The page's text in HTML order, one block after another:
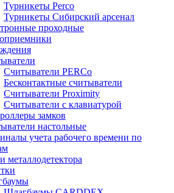
Турникеты Perco
Турникеты Сибирский арсенал
проходные
Считыватели PERCo
Бесконтактные считыватели
Считыватели Proximity
Считыватели с клавиатурой
замков
настольные
учета рабочего времени по
металлодетектора